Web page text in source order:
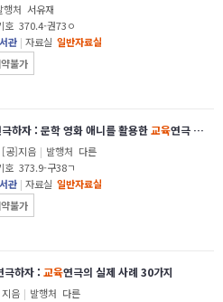
행처 서유재
호 370.4-권73ㅇ
관 | 자료실 일반자료실
불가
하자 : 문학 영화 애니를 활용한교육연극 사례 21가지
[공]지음 | 발행처 다른
호 373.9-구38ㄱ
관 | 자료실 일반자료실
불가
극하자 : 교육연극의 실제 사례 30가지
음 | 발행처 다른